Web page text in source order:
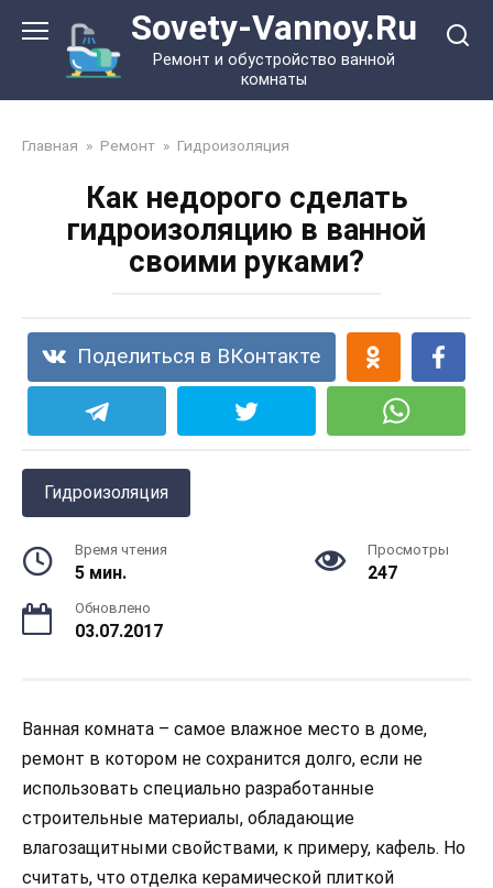
контенту
Sovety-Vannoy.Ru
Ремонт и обустройство ванной
комнаты
Главная » Ремонт » Гидроизоляция
Как недорого сделать
гидроизоляцию в ванной
своими руками?
Поделиться в ВКонтакте
Гидроизоляция
Время чтения
5 мин.
Просмотры
247
Обновлено
03.07.2017
Ванная комната – самое влажное место в доме,
ремонт в котором не сохранится долго, если не
использовать специально разработанные
строительные материалы, обладающие
влагозащитными свойствами, к примеру, кафель. Но
считать, что отделка керамической плиткой